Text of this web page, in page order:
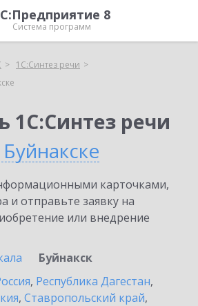
8
Система программ
1С:Синтез речи
1С:Синтез речи
карточками,
и отправьте заявку на
или внедрение
Буйнакск
, Республика Дагестан,
, Ставропольский край,